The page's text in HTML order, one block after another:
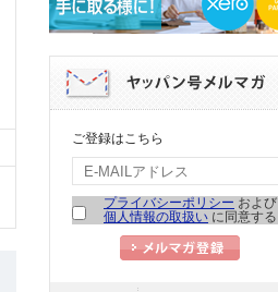
ご登録はこちら
プライバシーポリシー および
個人情報の取扱い に同意する